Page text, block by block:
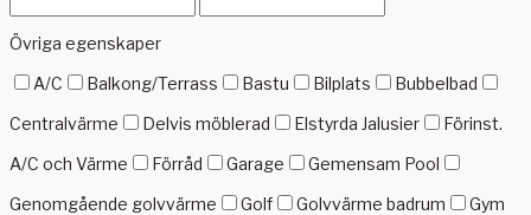
Övriga egenskaper
A/C
Balkong/Terrass Bastu Bilplats
Bubbelbad
Centralvärme
Delvis möblerad Elstyrda Jalusier
Förinst.
A/C och Värme
Förråd Garage
Gemensam Pool
Genomgående golvvärme
Golf Golvvärme badrum
Gym